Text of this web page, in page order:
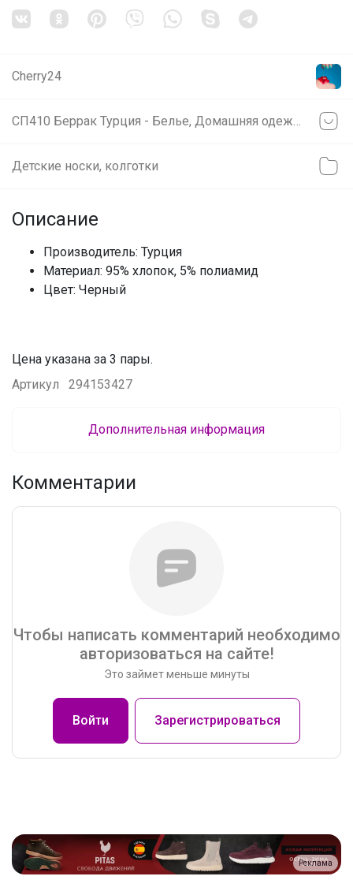
Cherry24
Детские носки, колготки
Описание
Производитель: Турция
Материал: 95% хлопок, 5% полиамид
Цвет: Черный
Цена указана за 3 пары.
Артикул
294153427
Дополнительная информация
Комментарии
Чтобы написать комментарий необходимо
авторизоваться на сайте!
Это займет меньше минуты
Войти Зарегистрироваться
Реклама